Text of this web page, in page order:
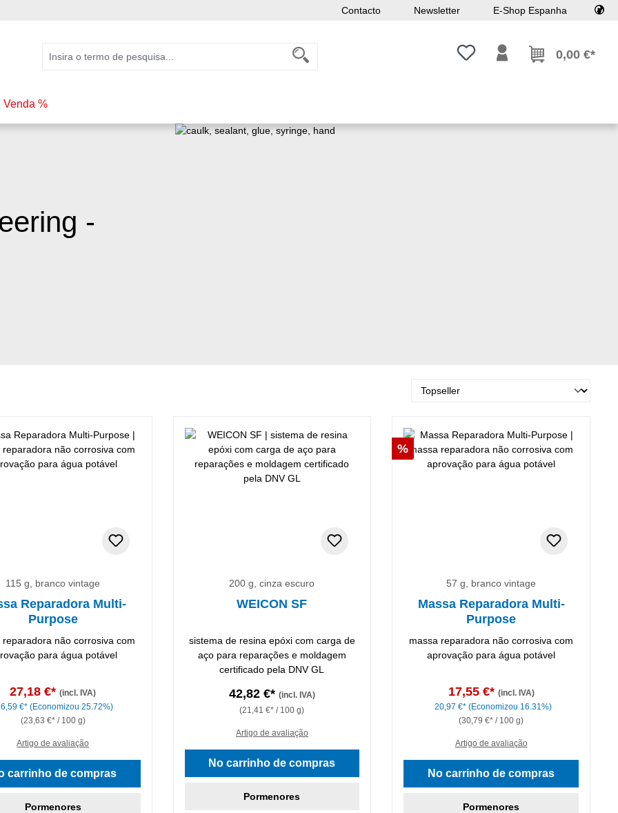
Contacto Newsletter E-Shop Espanha
Tem 0 itens da lista de desejos
0,00 €*
Venda %
-
115 g, branco vintage
Reparadora Multi-
Purpose
reparadora não corrosiva com
para água potável
27,18 €*(incl. IVA)
€* (Economizou 25.72%)
(23,63 €* / 100 g)
Artigo de avaliação
carrinho de compras
Pormenores
200 g, cinza escuro
WEICON SF
sistema de resina epóxi com carga de
aço para reparações e moldagem
certificado pela DNV GL
42,82 €* (incl. IVA)
(21,41 €* / 100 g)
Artigo de avaliação
No carrinho de compras
Pormenores
Desconto
%
57 g, branco vintage
Massa Reparadora Multi-
Purpose
massa reparadora não corrosiva com
aprovação para água potável
17,55 €* (incl. IVA)
20,97 €* (Economizou 16.31%)
(30,79 €* / 100 g)
Artigo de avaliação
No carrinho de compras
Pormenores